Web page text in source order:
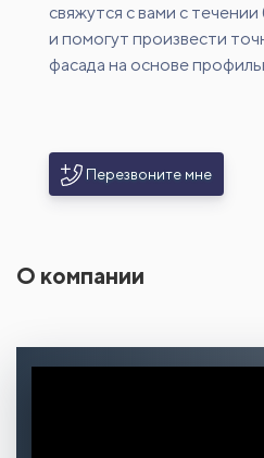
свяжутся с вами с
и помогут произвести
фасада на основе
Перезвоните мне
О компании